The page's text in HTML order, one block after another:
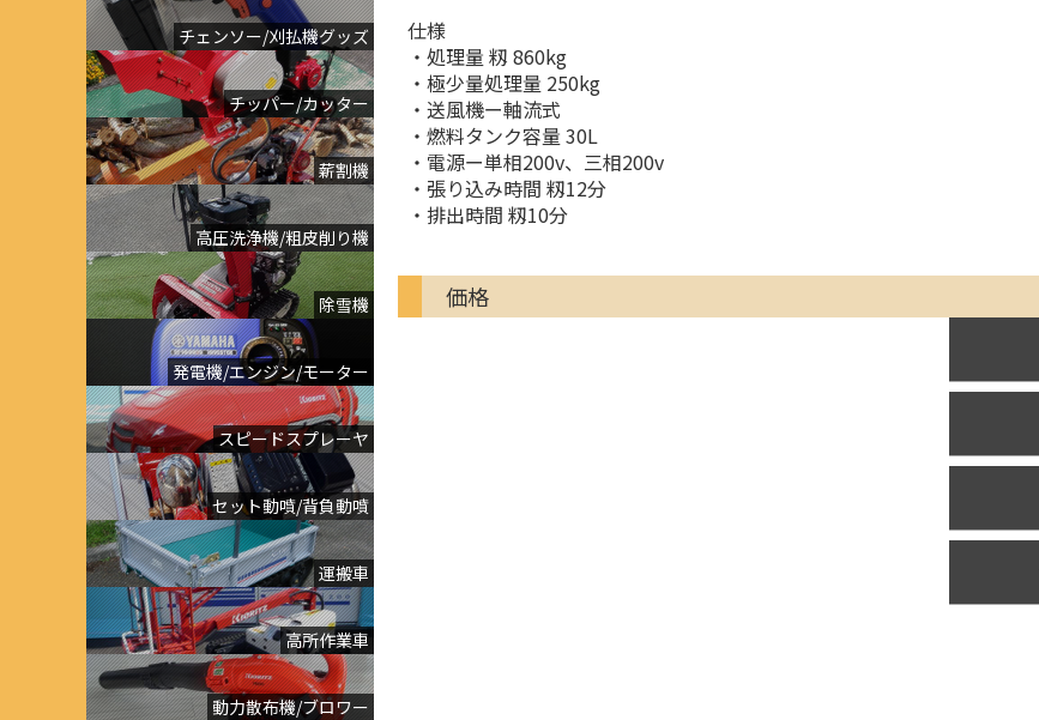
チェンソー/刈払機グッズ
チッパー/カッター
薪割機
高圧洗浄機/粗皮削り機
除雪機
発電機/エンジン/モーター
スピードスプレーヤ
セット動噴/背負動噴
運搬車
高所作業車
動力散布機/ブロワー
仕様
・処理量 籾 860kg
・極少量処理量 250kg
・送風機ー軸流式
・燃料タンク容量 30L
・電源ー単相200v、三相200v
・張り込み時間 籾12分
・排出時間 籾10分
価格